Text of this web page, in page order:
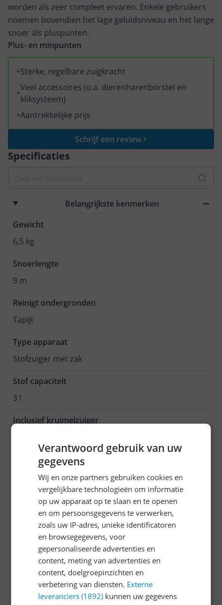
Specificaties
Belangrijkste kenmerken
Gewicht
6,5 kg
Snoerlengte
9 m
Reinigt ondergronden
Tapijt
Type apparaat
Stofzuiger met zak
Stof capaciteit
3 l
Inclusief kruimelzuiger
Geluidsniveau
8712876105070
Bijgeleverde accessoires en toebehoren
Instellingen en functies
Overige kenmerken
Productinformatie
worden als zeer compleet ervaren. Enkele gebruikers
noemen bovendien het lage geluidsniveau en het lange
snoer als pluspunten.
Plus- en minpunten
Sterke, regelbare zuigkracht
Veel accessoires (o.a. dierenharenborstel en
kliksysteem)
Aantrekkelijke prijs
Schrijf een review
Verantwoord gebruik van uw
gegevens
Wij en onze partners gebruiken cookies en
vergelijkbare technologieën om informatie
op uw apparaat op te slaan en te openen
en om persoonsgegevens te verwerken,
zoals uw IP-adres, unieke identificatoren
en browsegegevens, voor
gepersonaliseerde advertenties en
content, meting van advertenties en
content, doelgroepinzichten en
verbetering van diensten. Externe
leveranciers (1892) kunnen uw gegevens